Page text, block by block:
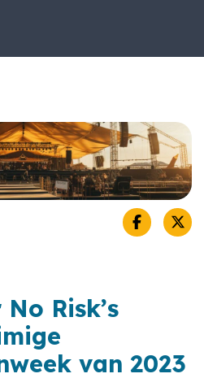
Risk’s
van 2023